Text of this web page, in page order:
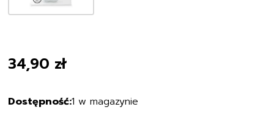
34,90 zł
1 w magazynie